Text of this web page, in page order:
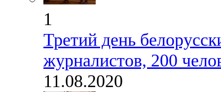
1
Третий день
журналистов, 200
11.08.2020